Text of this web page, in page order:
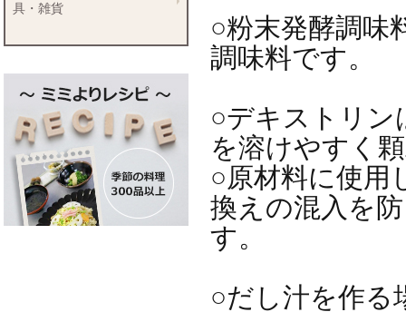
○粉末発酵調味
調味料です。
○デキストリン
を溶けやすく
○原材料に使用
換えの混入を
す。
○だし汁を作る
具・雑貨